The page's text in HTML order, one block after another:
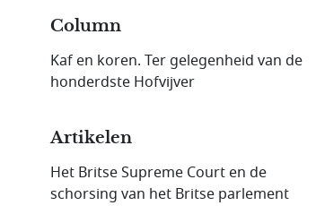
Column
Kaf en koren. Ter gelegenheid van de
honderdste Hofvijver
Artikelen
Het Britse Supreme Court en de
schorsing van het Britse parlement